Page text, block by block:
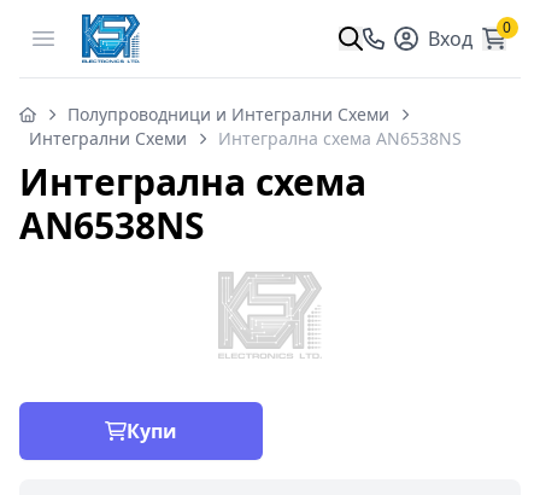
Open menu Вход 0
Полупроводници и Интегрални Схеми
Интегрални Схеми
Интегрална схема AN6538NS
Интегрална схема
AN6538NS
Купи